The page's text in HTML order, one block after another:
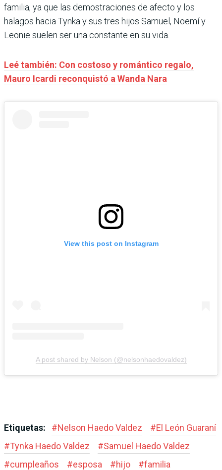
familia; ya que las demostraciones de afecto y los
halagos hacia Tynka y sus tres hijos Samuel, Noemí y
Leonie suelen ser una constante en su vida.
Leé también: Con costoso y romántico regalo,
Mauro Icardi reconquistó a Wanda Nara
View this post on Instagram
A post shared by Nelson (@nelsonhaedovaldez)
Etiquetas: #Nelson Haedo Valdez #El León Guaraní
#Tynka Haedo Valdez #Samuel Haedo Valdez
#cumpleaños #esposa #hijo #familia